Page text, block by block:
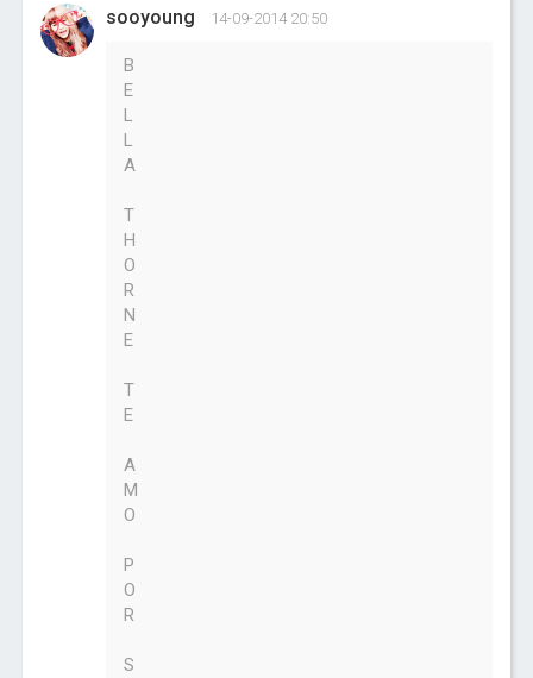
sooyoung 14-09-2014 20:50
B
E
L
L
A
T
H
O
R
N
E
T
E
A
M
O
P
O
R
S